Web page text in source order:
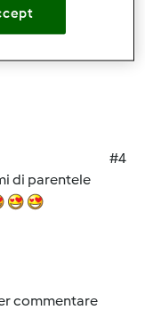
#4
di parentele
commentare